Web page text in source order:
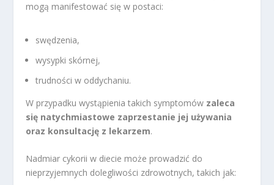
mogą manifestować się w postaci:
swędzenia,
wysypki skórnej,
trudności w oddychaniu.
W przypadku wystąpienia takich symptomów zaleca
się natychmiastowe zaprzestanie jej używania
oraz konsultację z lekarzem.
Nadmiar cykorii w diecie może prowadzić do
nieprzyjemnych dolegliwości zdrowotnych, takich jak: